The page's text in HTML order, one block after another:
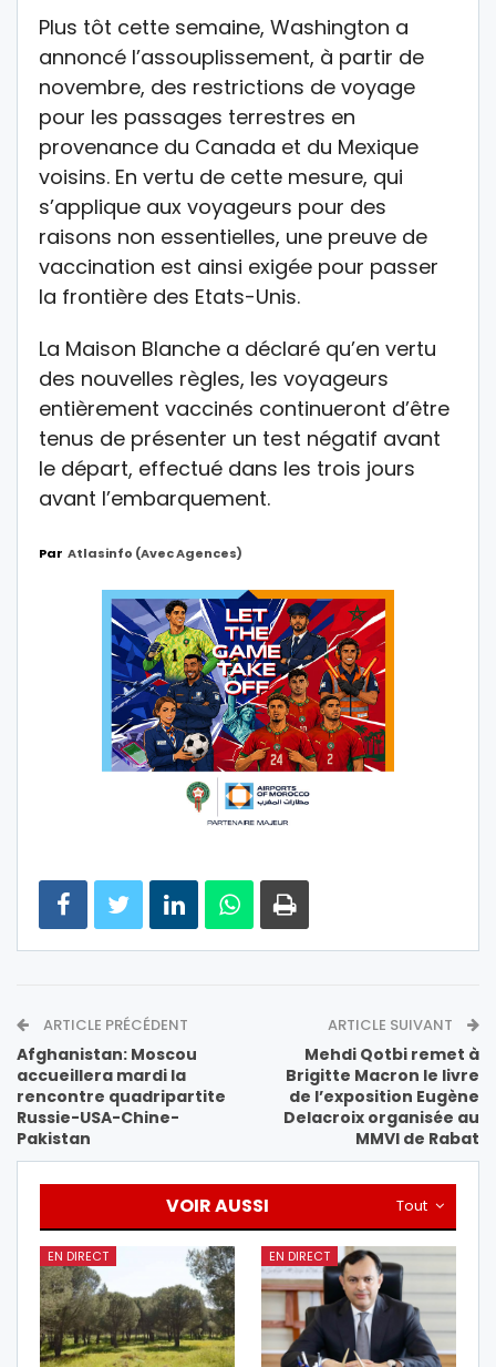
Plus tôt cette semaine, Washington a
annoncé l’assouplissement, à partir de
novembre, des restrictions de voyage
pour les passages terrestres en
provenance du Canada et du Mexique
voisins. En vertu de cette mesure, qui
s’applique aux voyageurs pour des
raisons non essentielles, une preuve de
vaccination est ainsi exigée pour passer
la frontière des Etats-Unis.
La Maison Blanche a déclaré qu’en vertu
des nouvelles règles, les voyageurs
entièrement vaccinés continueront d’être
tenus de présenter un test négatif avant
le départ, effectué dans les trois jours
avant l’embarquement.
Par Atlasinfo (avec Agences)
ARTICLE PRÉCÉDENT
Afghanistan: Moscou
accueillera mardi la
rencontre quadripartite
Russie-USA-Chine-
Pakistan
ARTICLE SUIVANT
Mehdi Qotbi remet à
Brigitte Macron le livre
de l’exposition Eugène
Delacroix organisée au
MMVI de Rabat
Tout
VOIR AUSSI
EN DIRECT EN DIRECT